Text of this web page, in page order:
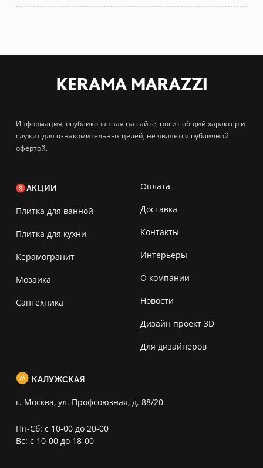
Информация, опубликованная на сайте, носит общий характер и
служит для ознакомительных целей, не является публичной
офертой.
АКЦИИ
Плитка для ванной
Плитка для кухни
Керамогранит
Мозаика
Сантехника
Оплата
Доставка
Контакты
Интерьеры
О компании
Новости
Дизайн проект 3D
Для дизайнеров
КАЛУЖСКАЯ
г. Москва, ул. Профсоюзная, д. 88/20
Пн-Сб: с 10-00 до 20-00
Вс: с 10-00 до 18-00